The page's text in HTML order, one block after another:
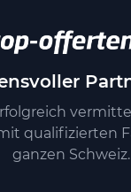
qualifizierten
ganzen Schweiz.